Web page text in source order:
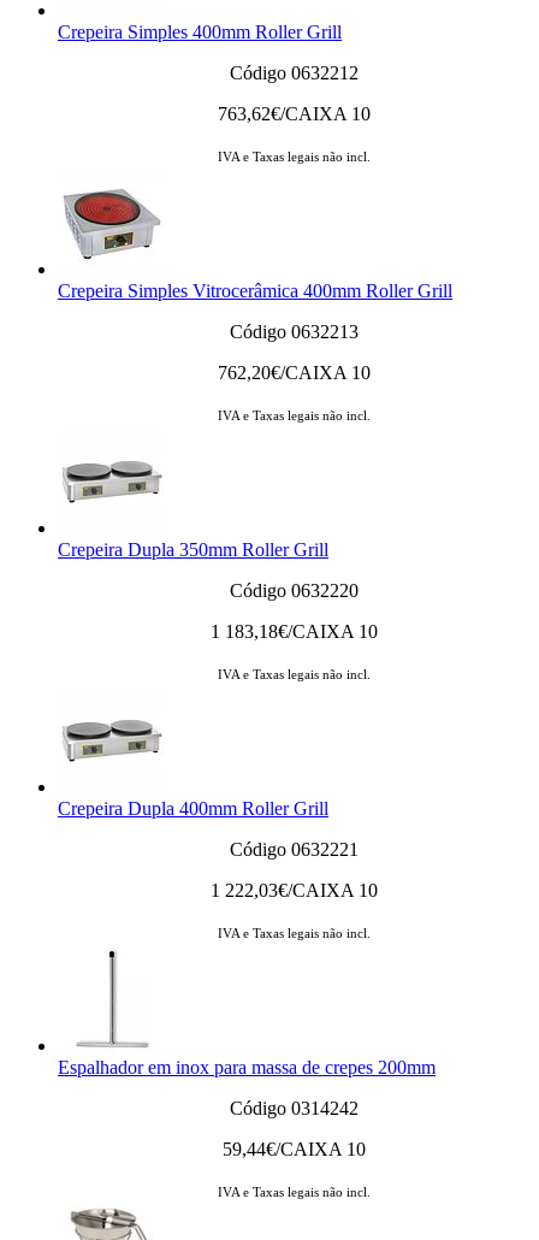
Crepeira Simples 400mm Roller Grill
Código 0632212
763,62€/CAIXA 10
IVA e Taxas legais não incl.
Crepeira Simples Vitrocerâmica 400mm Roller Grill
Código 0632213
762,20€/CAIXA 10
IVA e Taxas legais não incl.
Crepeira Dupla 350mm Roller Grill
Código 0632220
1 183,18€/CAIXA 10
IVA e Taxas legais não incl.
Crepeira Dupla 400mm Roller Grill
Código 0632221
1 222,03€/CAIXA 10
IVA e Taxas legais não incl.
Espalhador em inox para massa de crepes 200mm
Código 0314242
59,44€/CAIXA 10
IVA e Taxas legais não incl.